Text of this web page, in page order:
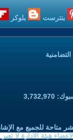
بنترست بلوكر
متاحة للجميع مع
هيئة الادارة لا